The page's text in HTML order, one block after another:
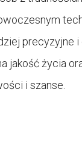
precyzyjne
jakość życia
i szanse.